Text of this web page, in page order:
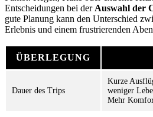
Entscheidungen bei der Auswahl der
gute Planung kann den Unterschied
Erlebnis und einem frustrierenden
ÜBERLEGUNG
Dauer des Trips
Kurze
weniger
Mehr